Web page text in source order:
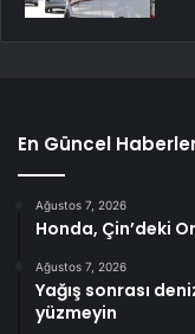
En Güncel
Ağustos 7, 2026
Honda, Çin’deki
Ağustos 7, 2026
Yağış sonrası
yüzmeyin